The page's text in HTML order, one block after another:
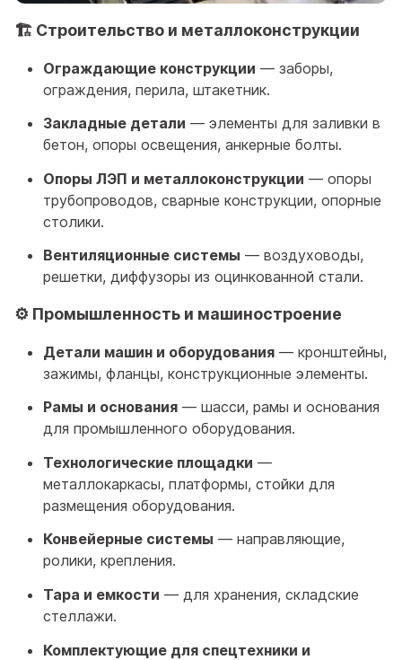
🏗️ Строительство и металлоконструкции
Ограждающие конструкции — заборы,
ограждения, перила, штакетник.
Закладные детали — элементы для заливки в
бетон, опоры освещения, анкерные болты.
Опоры ЛЭП и металлоконструкции — опоры
трубопроводов, сварные конструкции, опорные
столики.
Вентиляционные системы — воздуховоды,
решетки, диффузоры из оцинкованной стали.
⚙️ Промышленность и машиностроение
Детали машин и оборудования — кронштейны,
зажимы, фланцы, конструкционные элементы.
Рамы и основания — шасси, рамы и основания
для промышленного оборудования.
Технологические площадки —
металлокаркасы, платформы, стойки для
размещения оборудования.
Конвейерные системы — направляющие,
ролики, крепления.
Тара и емкости — для хранения, складские
стеллажи.
Комплектующие для спецтехники и